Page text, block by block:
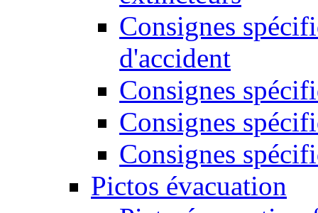
Consignes
d'accident
Consignes
Consignes
Consignes
Pictos évacuation